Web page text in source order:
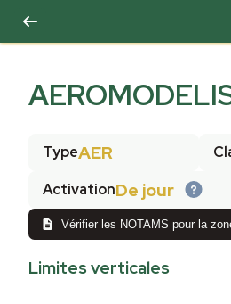
TypeAER
ActivationDe jour
Vérifier les NOTAMS pour la
Limites verticales